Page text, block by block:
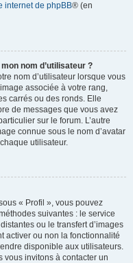
internet de phpBB® (en
nom d’utilisateur ?
nom d’utilisateur lorsque vous
associée à votre rang,
carrés ou des ronds. Elle
de messages que vous avez
sur le forum. L’autre
connue sous le nom d’avatar
utilisateur.
« Profil », vous pouvez
suivantes : le service
ou le transfert d’images
activer ou non la fonctionnalité
disponible aux utilisateurs.
vous invitons à contacter un